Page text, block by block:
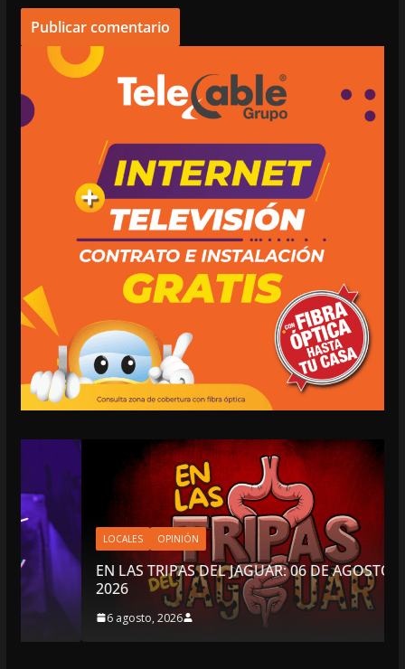
LOCALES OPINIÓN
EN LAS TRIPAS DEL JAGUAR: 06 DE AGOSTO DE
2026
6 agosto, 2026